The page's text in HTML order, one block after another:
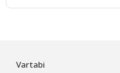
Vartabi